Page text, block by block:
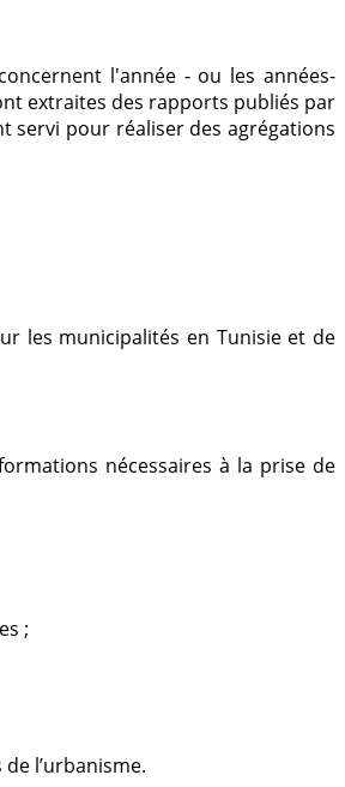
l'année - ou les années-
extraites des rapports publiés par
servi pour réaliser des agrégations
les municipalités en Tunisie et de
nécessaires à la prise de
;
l’urbanisme.